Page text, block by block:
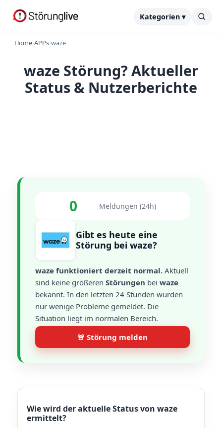
Kategorien ▾
Home›APPs›waze
waze Störung? Aktueller
Status & Nutzerberichte
0 Meldungen (24h)
Gibt es heute eine
Störung bei waze?
waze funktioniert derzeit normal. Aktuell
sind keine größeren Störungen bei waze
bekannt. In den letzten 24 Stunden wurden
nur wenige Probleme gemeldet. Die
Situation liegt im normalen Bereich.
🚨 Störung melden
Wie wird der aktuelle Status von waze
ermittelt?